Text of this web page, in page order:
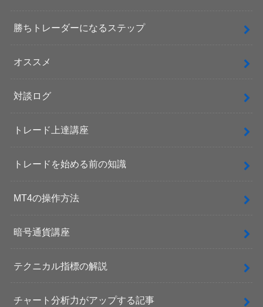
勝ちトレーダーになるステップ
オススメ
対談ログ
トレード上達講座
トレードを始める前の知識
MT4の操作方法
暗号通貨講座
テクニカル指標の解説
チャート分析力がアップする記事